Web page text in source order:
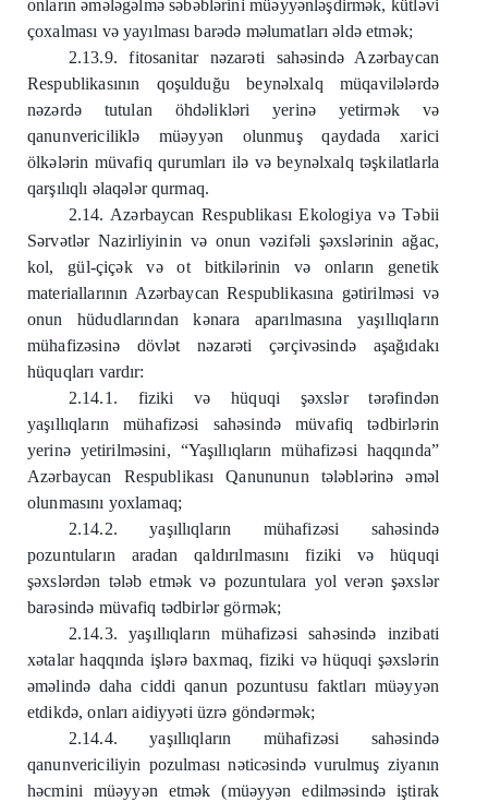
onların əmələgəlmə səbəblərini müəyyənləşdirmək, kütləvi
çoxalması və yayılması barədə məlumatları əldə etmək;
2.13.9. fitosanitar nəzarəti sahəsində Azərbaycan
Respublikasının qoşulduğu beynəlxalq müqavilələrdə
nəzərdə tutulan öhdəlikləri yerinə yetirmək və
qanunvericiliklə müəyyən olunmuş qaydada xarici
ölkələrin müvafiq qurumları ilə və beynəlxalq təşkilatlarla
qarşılıqlı əlaqələr qurmaq.
2.14. Azərbaycan Respublikası Ekologiya və Təbii
Sərvətlər Nazirliyinin və onun vəzifəli şəxslərinin ağac,
kol, gül-çiçək və ot bitkilərinin və onların genetik
materiallarının Azərbaycan Respublikasına gətirilməsi və
onun hüdudlarından kənara aparılmasına yaşıllıqların
mühafizəsinə dövlət nəzarəti çərçivəsində aşağıdakı
hüquqları vardır:
2.14.1. fiziki və hüquqi şəxslər tərəfindən
yaşıllıqların mühafizəsi sahəsində müvafiq tədbirlərin
yerinə yetirilməsini, “Yaşıllıqların mühafizəsi haqqında”
Azərbaycan Respublikası Qanununun tələblərinə əməl
olunmasını yoxlamaq;
2.14.2. yaşıllıqların mühafizəsi sahəsində
pozuntuların aradan qaldırılmasını fiziki və hüquqi
şəxslərdən tələb etmək və pozuntulara yol verən şəxslər
barəsində müvafiq tədbirlər görmək;
2.14.3. yaşıllıqların mühafizəsi sahəsində inzibati
xətalar haqqında işlərə baxmaq, fiziki və hüquqi şəxslərin
əməlində daha ciddi qanun pozuntusu faktları müəyyən
etdikdə, onları aidiyyəti üzrə göndərmək;
2.14.4. yaşıllıqların mühafizəsi sahəsində
qanunvericiliyin pozulması nəticəsində vurulmuş ziyanın
həcmini müəyyən etmək (müəyyən edilməsində iştirak